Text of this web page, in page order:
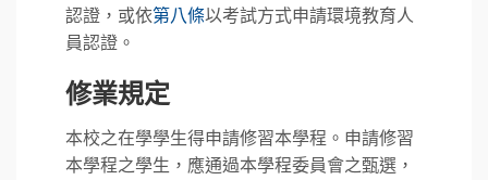
認證，或依第八條以考試方式申請環境教育人
員認證。
修業規定
本校之在學學生得申請修習本學程。申請修習
本學程之學生，應通過本學程委員會之甄選，